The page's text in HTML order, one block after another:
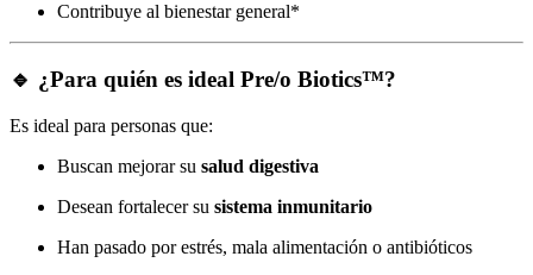
Contribuye al bienestar general*
🔹 ¿Para quién es ideal Pre/o Biotics™?
Es ideal para personas que:
Buscan mejorar su salud digestiva
Desean fortalecer su sistema inmunitario
Han pasado por estrés, mala alimentación o antibióticos